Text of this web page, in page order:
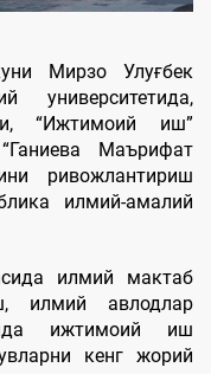
Мирзо Улуғбек
университетида,
“Ижтимоий иш”
Маърифат
ривожлантириш
илмий-амалий
илмий мактаб
илмий авлодлар
ижтимоий иш
кенг жорий